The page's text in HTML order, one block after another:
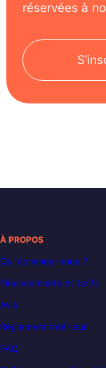
réservées à
À PROPOS
Qui sommes-nous ?
Financements et tarifs
Avis
Règlement intérieur
FAQ